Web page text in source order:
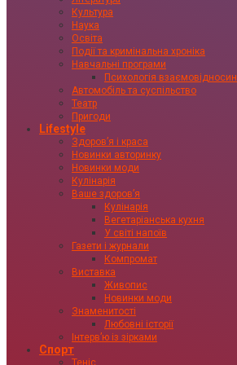
Культура
Наука
Освіта
Події та кримінальна хроніка
Навчальні програми
Психологія взаємовідносин
Автомобіль та суспільство
Театр
Пригоди
Lifestyle
Здоровʼя і краса
Новинки авторинку
Новинки моди
Кулінарія
Ваше здоровʼя
Кулінарія
Вегетаріанська кухня
У світі напоїв
Газети і журнали
Компромат
Виставка
Живопис
Новинки моди
Знаменитості
Любовні історії
Інтервʼю із зірками
Спорт
Теніс